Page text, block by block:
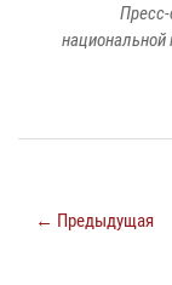
национальной
← Предыдущая